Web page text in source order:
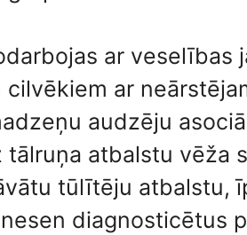
ar veselības
ar
audzēju
atbalstu vēža
tūlītēju atbalstu,
diagnosticētus